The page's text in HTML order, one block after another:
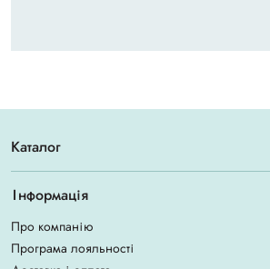
Каталог
Інформація
Про компанію
Програма лояльності